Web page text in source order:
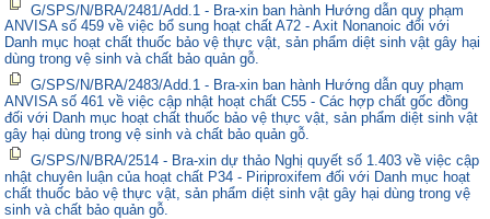
G/SPS/N/BRA/2481/Add.1 - Bra-xin ban hành Hướng dẫn quy phạm
ANVISA số 459 về việc bổ sung hoạt chất A72 - Axit Nonanoic đối với
Danh mục hoạt chất thuốc bảo vệ thực vật, sản phẩm diệt sinh vật gây hại
dùng trong vệ sinh và chất bảo quản gỗ.
G/SPS/N/BRA/2483/Add.1 - Bra-xin ban hành Hướng dẫn quy phạm
ANVISA số 461 về việc cập nhật hoạt chất C55 - Các hợp chất gốc đồng
đối với Danh mục hoạt chất thuốc bảo vệ thực vật, sản phẩm diệt sinh vật
gây hại dùng trong vệ sinh và chất bảo quản gỗ.
G/SPS/N/BRA/2514 - Bra-xin dự thảo Nghị quyết số 1.403 về việc cập
nhật chuyên luận của hoạt chất P34 - Piriproxifem đối với Danh mục hoạt
chất thuốc bảo vệ thực vật, sản phẩm diệt sinh vật gây hại dùng trong vệ
sinh và chất bảo quản gỗ.